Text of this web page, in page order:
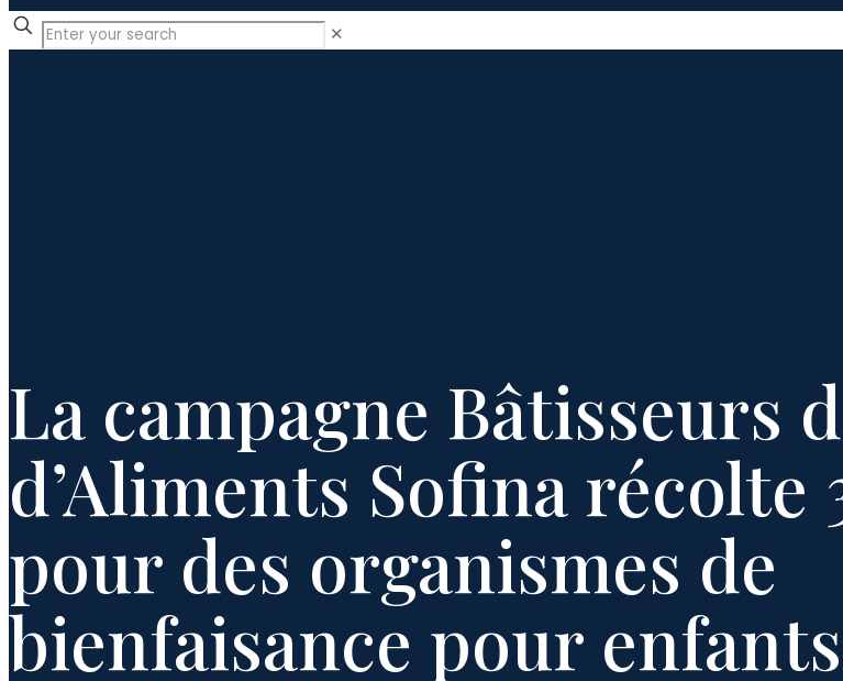
✕
La campagne Bâtisseurs
d’Aliments Sofina récolte
pour des organismes de
bienfaisance pour